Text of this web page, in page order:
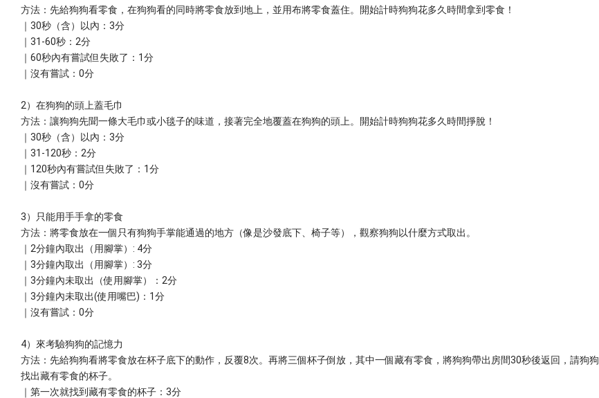
方法：先給狗狗看零食，在狗狗看的同時將零食放到地上，並用布將零食蓋住。開始計時狗狗花多久時間拿到零食！
｜30秒（含）以內：3分
｜31-60秒：2分
｜60秒內有嘗試但失敗了：1分
｜沒有嘗試：0分
2）在狗狗的頭上蓋毛巾
方法：讓狗狗先聞一條大毛巾或小毯子的味道，接著完全地覆蓋在狗狗的頭上。開始計時狗狗花多久時間掙脫！
｜30秒（含）以內：3分
｜31-120秒：2分
｜120秒內有嘗試但失敗了：1分
｜沒有嘗試：0分
3）只能用手手拿的零食
方法：將零食放在一個只有狗狗手掌能通過的地方（像是沙發底下、椅子等），觀察狗狗以什麼方式取出。
｜2分鐘內取出（用腳掌）: 4分
｜3分鐘內取出（用腳掌）: 3分
｜3分鐘內未取出（使用腳掌）：2分
｜3分鐘內未取出(使用嘴巴)：1分
｜沒有嘗試：0分
4）來考驗狗狗的記憶力
方法：先給狗狗看將零食放在杯子底下的動作，反覆8次。再將三個杯子倒放，其中一個藏有零食，將狗狗帶出房間30秒後返回，請狗狗
找出藏有零食的杯子。
｜第一次就找到藏有零食的杯子：3分